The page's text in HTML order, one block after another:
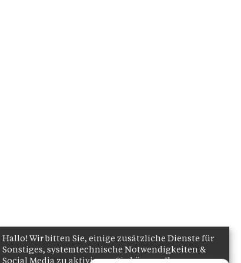
Hallo! Wir bitten Sie, einige zusätzliche Dienste für
Sonstiges, systemtechnische Notwendigkeiten &
Social Media zu aktivieren. Sie können Ihre